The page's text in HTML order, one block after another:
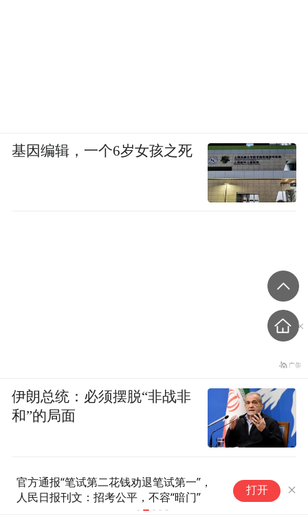
官方通报“笔试第二花钱劝退笔试第一”，
人民日报刊文：招考公平，不容“暗门”
打开
基因编辑，一个6岁女孩之死
伊朗总统：必须摆脱“非战非
和”的局面